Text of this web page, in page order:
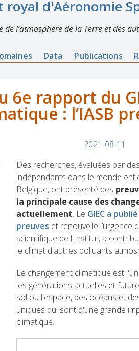
d'Aéronomie
l’atmosphère de la Terre et des
Data Publications
6e rapport du
: l’IASB
2021-08-11
Des recherches, évaluées par
indépendants dans le monde
Belgique, ont présenté des
la principale cause des
actuellement. Le GIEC a
preuves et renouvelle l’urgence
scientifique de l'Institut, a
le climat d'autres polluants
Le changement climatique est
les générations actuelles et
sol ou l'espace, des océans et
uniques qui sont d'une grande
climatique.